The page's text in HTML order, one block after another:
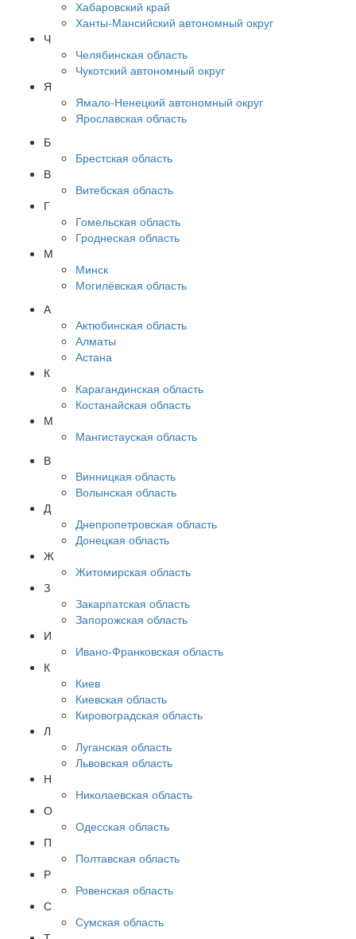
Хабаровский край
Ханты-Мансийский автономный округ
Ч
Челябинская область
Чукотский автономный округ
Я
Ямало-Ненецкий автономный округ
Ярославская область
Б
Брестская область
В
Витебская область
Г
Гомельская область
Гроднеская область
М
Минск
Могилёвская область
А
Актюбинская область
Алматы
Астана
К
Карагандинская область
Костанайская область
М
Мангистауская область
В
Винницкая область
Волынская область
Д
Днепропетровская область
Донецкая область
Ж
Житомирская область
З
Закарпатская область
Запорожская область
И
Ивано-Франковская область
К
Киев
Киевская область
Кировоградская область
Л
Луганская область
Львовская область
Н
Николаевская область
О
Одесская область
П
Полтавская область
Р
Ровенская область
С
Сумская область